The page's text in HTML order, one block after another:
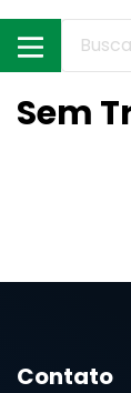
Sem
Contato